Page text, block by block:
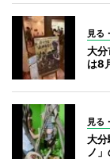
見る
大分
は8
見る
大分
ノ